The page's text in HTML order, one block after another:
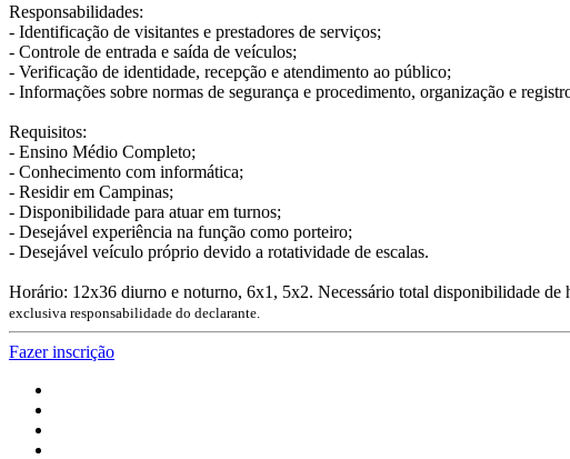
Responsabilidades:
- Identificação de visitantes e prestadores de serviços;
- Controle de entrada e saída de veículos;
- Verificação de identidade, recepção e atendimento ao público;
- Informações sobre normas de segurança e procedimento, organização e
Requisitos:
- Ensino Médio Completo;
- Conhecimento com informática;
- Residir em Campinas;
- Disponibilidade para atuar em turnos;
- Desejável experiência na função como porteiro;
- Desejável veículo próprio devido a rotatividade de escalas.
Horário: 12x36 diurno e noturno, 6x1, 5x2. Necessário total disponibilidade de
exclusiva responsabilidade do declarante.
Fazer inscrição